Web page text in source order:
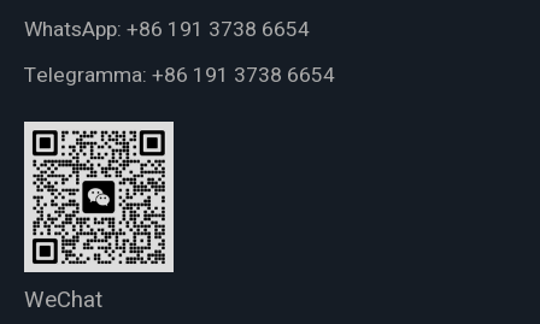
WhatsApp: +86 191 3738 6654
Telegramma: +86 191 3738 6654
WeChat